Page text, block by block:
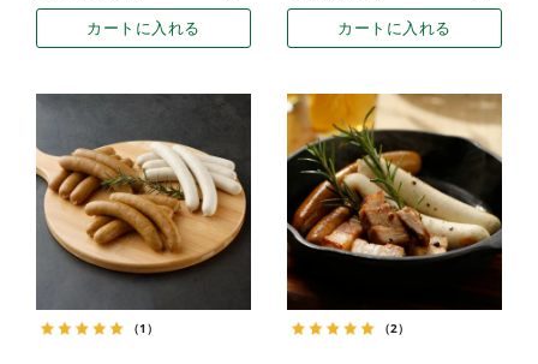
カートに入れる カートに入れる
（1） （2）